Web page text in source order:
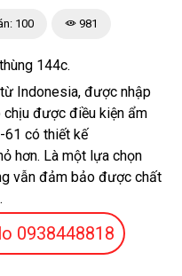
100 981
144c.
Indonesia, được nhập
chịu được điều kiện ẩm
61 có thiết kế
hơn. Là một lựa chọn
vẫn đảm bảo được chất
0938448818